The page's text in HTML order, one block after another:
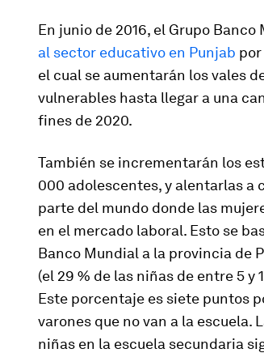
En junio de 2016, el Grupo
al sector educativo en Punjab
el cual se aumentarán los vales
vulnerables hasta llegar a una
fines de 2020.
También se incrementarán los
000 adolescentes, y alentarlas a
parte del mundo donde las
en el mercado laboral. Esto se
Banco Mundial a la provincia de
(el 29 % de las niñas de entre 5 y
Este porcentaje es siete puntos
varones que no van a la
niñas en la escuela secundaria